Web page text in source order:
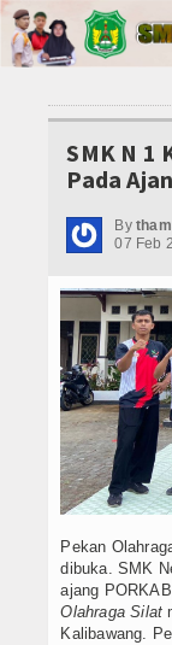
SMK PUSAT
Prog. Keahlian
Teknik
Teknik dan
Akuntansi dan
Ekskul
Sepak Bola
Tenis Meja
SMK N 1
Pada
By
07 Feb
Pekan
dibuka. SMK
ajang
Olahraga Silat
Kalibawang.